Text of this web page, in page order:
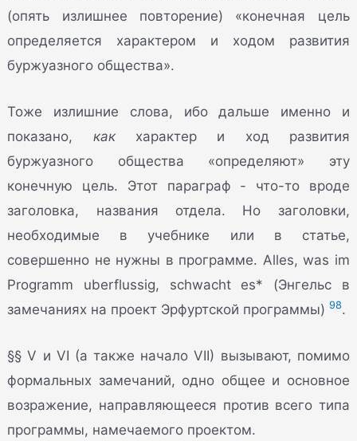
(опять излишнее повторение) «конечная цель
определяется характером и ходом развития
буржуазного общества».
Тоже излишние слова, ибо дальше именно и
показано, какхарактер и ход развития
буржуазного общества «определяют» эту
конечную цель. Этот параграф - что-то вроде
заголовка, названия отдела. Но заголовки,
необходимые в учебнике или в статье,
совершенно не нужны в программе. Alles, was im
Programm uberflussig, schwacht es* (Энгельс в
замечаниях на проект Эрфуртской программы)98.
§§ V и VI (а также начало VII) вызывают, помимо
формальных замечаний, одно общее и основное
возражение, направляющееся против всего типа
программы, намечаемого проектом.